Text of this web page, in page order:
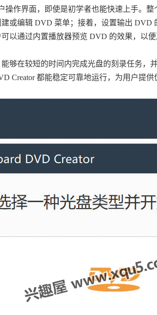
操作界面，即使是初学者也能快速上手。整
或编辑 DVD 菜单；接着，设置输出 DVD
以通过内置播放器预览 DVD 的效果，以
够在较短的时间内完成光盘的刻录任务，
Creator 都能稳定可靠地运行，为用户提供